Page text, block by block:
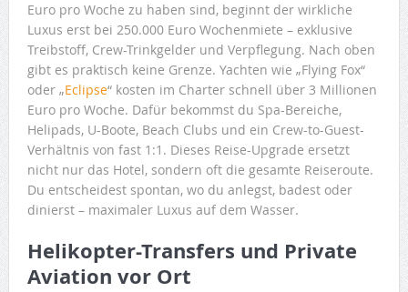
Euro pro Woche zu haben sind, beginnt der wirkliche
Luxus erst bei 250.000 Euro Wochenmiete – exklusive
Treibstoff, Crew-Trinkgelder und Verpflegung. Nach oben
gibt es praktisch keine Grenze. Yachten wie „Flying Fox“
oder „Eclipse“ kosten im Charter schnell über 3 Millionen
Euro pro Woche. Dafür bekommst du Spa-Bereiche,
Helipads, U-Boote, Beach Clubs und ein Crew-to-Guest-
Verhältnis von fast 1:1. Dieses Reise-Upgrade ersetzt
nicht nur das Hotel, sondern oft die gesamte Reiseroute.
Du entscheidest spontan, wo du anlegst, badest oder
dinierst – maximaler Luxus auf dem Wasser.
Helikopter-Transfers und Private
Aviation vor Ort